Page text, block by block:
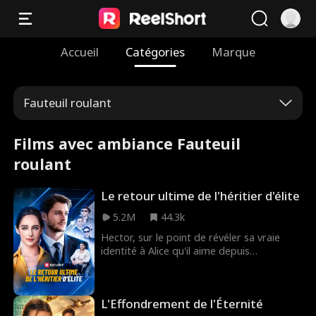
Accueil Catégories Marque
Fauteuil roulant
Films avec ambiance Fauteuil
roulant
Le retour ultime de l'héritier d'élite
5.2M
44.3k
Hector, sur le point de révéler sa vraie
identité à Alice qu'il aime depuis
d'abord uniquement par un bouton
L'Effondrement de l'Éternité